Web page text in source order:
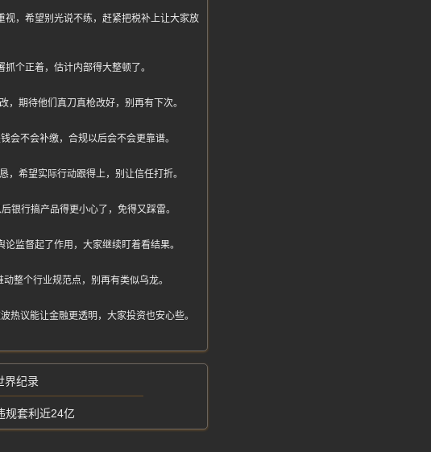
，希望别光说不练，赶紧把税补上让大家放
个正着，估计内部得大整顿了。
期待他们真刀真枪改好，别再有下次。
会不会补缴，合规以后会不会更靠谱。
希望实际行动跟得上，别让信任打折。
银行搞产品得更小心了，免得又踩雷。
监督起了作用，大家继续盯着看结果。
整个行业规范点，别再有类似乌龙。
热议能让金融更透明，大家投资也安心些。
界纪录
规套利近24亿